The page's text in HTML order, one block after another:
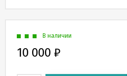
В наличии
10 000 ₽